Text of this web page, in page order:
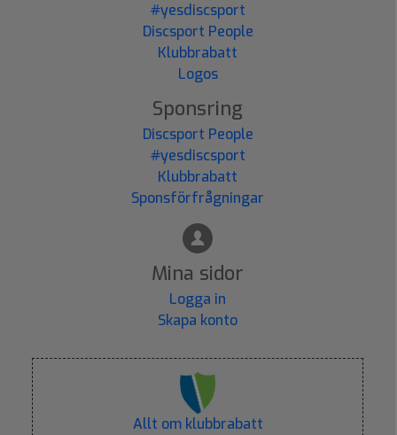
#yesdiscsport
Discsport People
Klubbrabatt
Logos
Sponsring
Discsport People
#yesdiscsport
Klubbrabatt
Sponsförfrågningar
Mina sidor
Logga in
Skapa konto
Allt om klubbrabatt